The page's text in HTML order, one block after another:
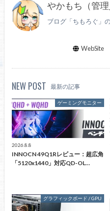
やかもち（管理
ブログ「ちもろぐ」
WebSite
NEW POST 最新の記事
ゲーミングモニター
2026.8.8
INNOCN 49Q1Rレビュー：超広角
「5120x1440」対応QD-OL…
グラフィックボード / GPU